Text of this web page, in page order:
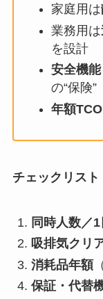
家庭用は
業務用は
を設計
安全機
の“保険”
年額TCO
チェックリスト
同時人数／
吸排気クリ
消耗品年額
保証・代替